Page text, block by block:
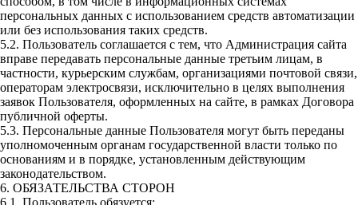
персональных данных с использованием средств автоматизации
или без использования таких средств.
5.2. Пользователь соглашается с тем, что Администрация сайта
вправе передавать персональные данные третьим лицам, в
частности, курьерским службам, организациями почтовой связи,
операторам электросвязи, исключительно в целях выполнения
заявок Пользователя, оформленных на сайте, в рамках Договора
публичной оферты.
5.3. Персональные данные Пользователя могут быть переданы
уполномоченным органам государственной власти только по
основаниям и в порядке, установленным действующим
законодательством.
6. ОБЯЗАТЕЛЬСТВА СТОРОН
6.1. Пользователь обязуется: